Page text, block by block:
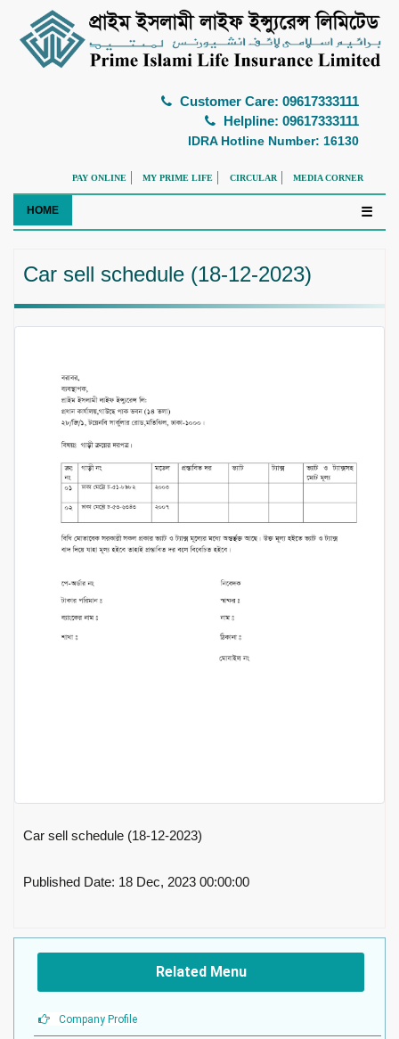
Customer Care: 09617333111
Helpline: 09617333111
IDRA Hotline Number: 16130
PAY ONLINE MY PRIME LIFE CIRCULAR MEDIA CORNER
HOME ☰
Car sell schedule (18-12-2023)
Car sell schedule (18-12-2023)
Published Date: 18 Dec, 2023 00:00:00
Related Menu
Company Profile